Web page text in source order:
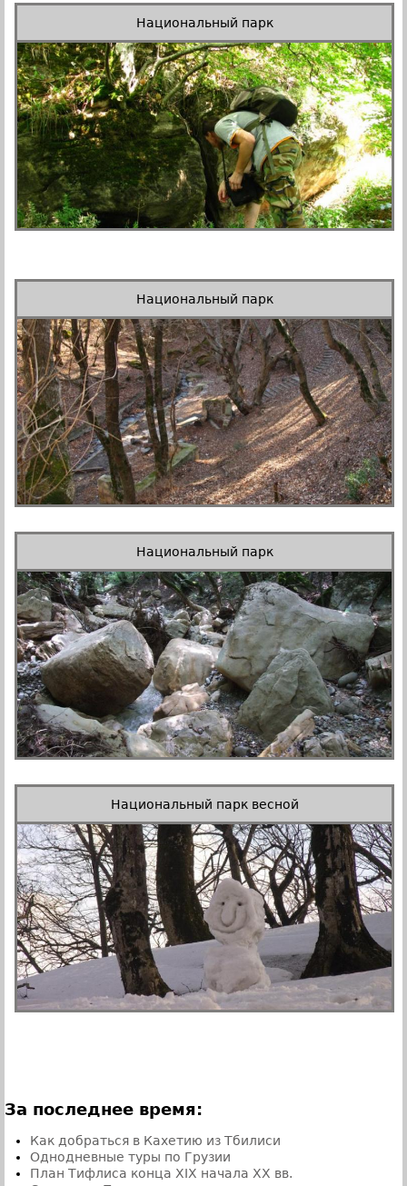
Национальный парк
Национальный парк
Национальный парк
Национальный парк весной
За последнее время:
Как добраться в Кахетию из Тбилиси
Однодневные туры по Грузии
План Тифлиса конца XIX начала XX вв.